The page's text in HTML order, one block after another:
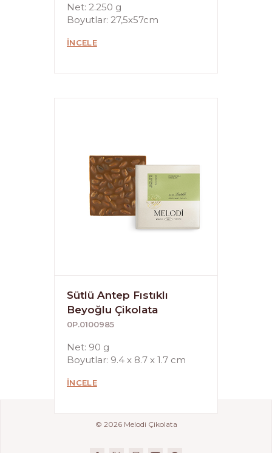
Net: 2.250 g
Boyutlar: 27,5x57cm
İNCELE
Sütlü Antep Fıstıklı
Beyoğlu Çikolata
0P.0100985
Net: 90 g
Boyutlar: 9.4 x 8.7 x 1.7 cm
İNCELE
© 2026 Melodi Çikolata